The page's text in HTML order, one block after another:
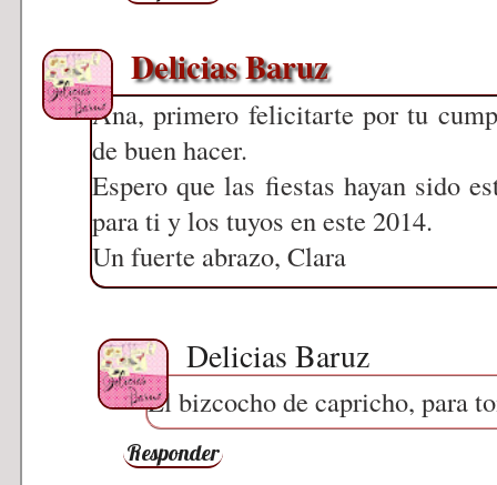
Delicias Baruz
Ana, primero felicitarte por tu
de buen hacer.
Espero que las fiestas hayan sido
para ti y los tuyos en este 2014.
Un fuerte abrazo, Clara
Delicias Baruz
El bizcocho de capricho, para
Responder